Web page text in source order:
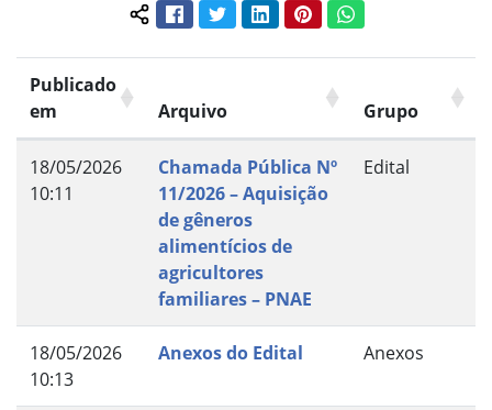
Compartilhar conteúdo:
FacebookTwitterLinkedInPinterestWhatsApp
Publicado
em
Arquivo Grupo
18/05/2026
10:11
Chamada Pública Nº
11/2026 – Aquisição
de gêneros
alimentícios de
agricultores
familiares – PNAE
Edital
18/05/2026
10:13
Anexos do Edital Anexos